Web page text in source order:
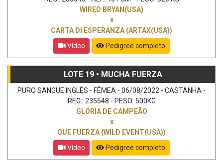
WIRED BRYAN(USA)
x
CARTA DI ESPERANZA (ARTAX(USA))
Vídeo
Pedigree completo
LOTE 19 • MUCHA FUERZA
PURO SANGUE INGLÊS - FÊMEA - 06/08/2022 - CASTANHA -
REG.: 235548 - PESO: 500KG
GLÓRIA DE CAMPEÃO
x
QUE FUERZA (WILD EVENT(USA))
Vídeo
Pedigree completo